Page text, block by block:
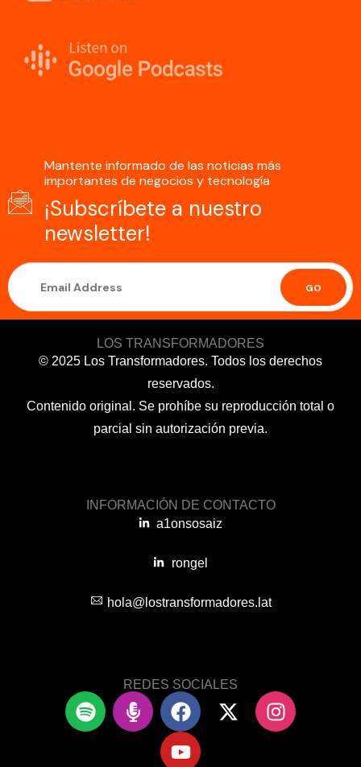
Mantente informado de las noticias más
importantes de negocios y tecnología
¡Subscríbete a nuestro
newsletter!
GO
LOS TRANSFORMADORES
© 2025 Los Transformadores. Todos los derechos
reservados.
Contenido original. Se prohíbe su reproducción total o
parcial sin autorización previa.
INFORMACIÓN DE CONTACTO
a1onsosaiz
rongel
hola@lostransformadores.lat
REDES SOCIALES